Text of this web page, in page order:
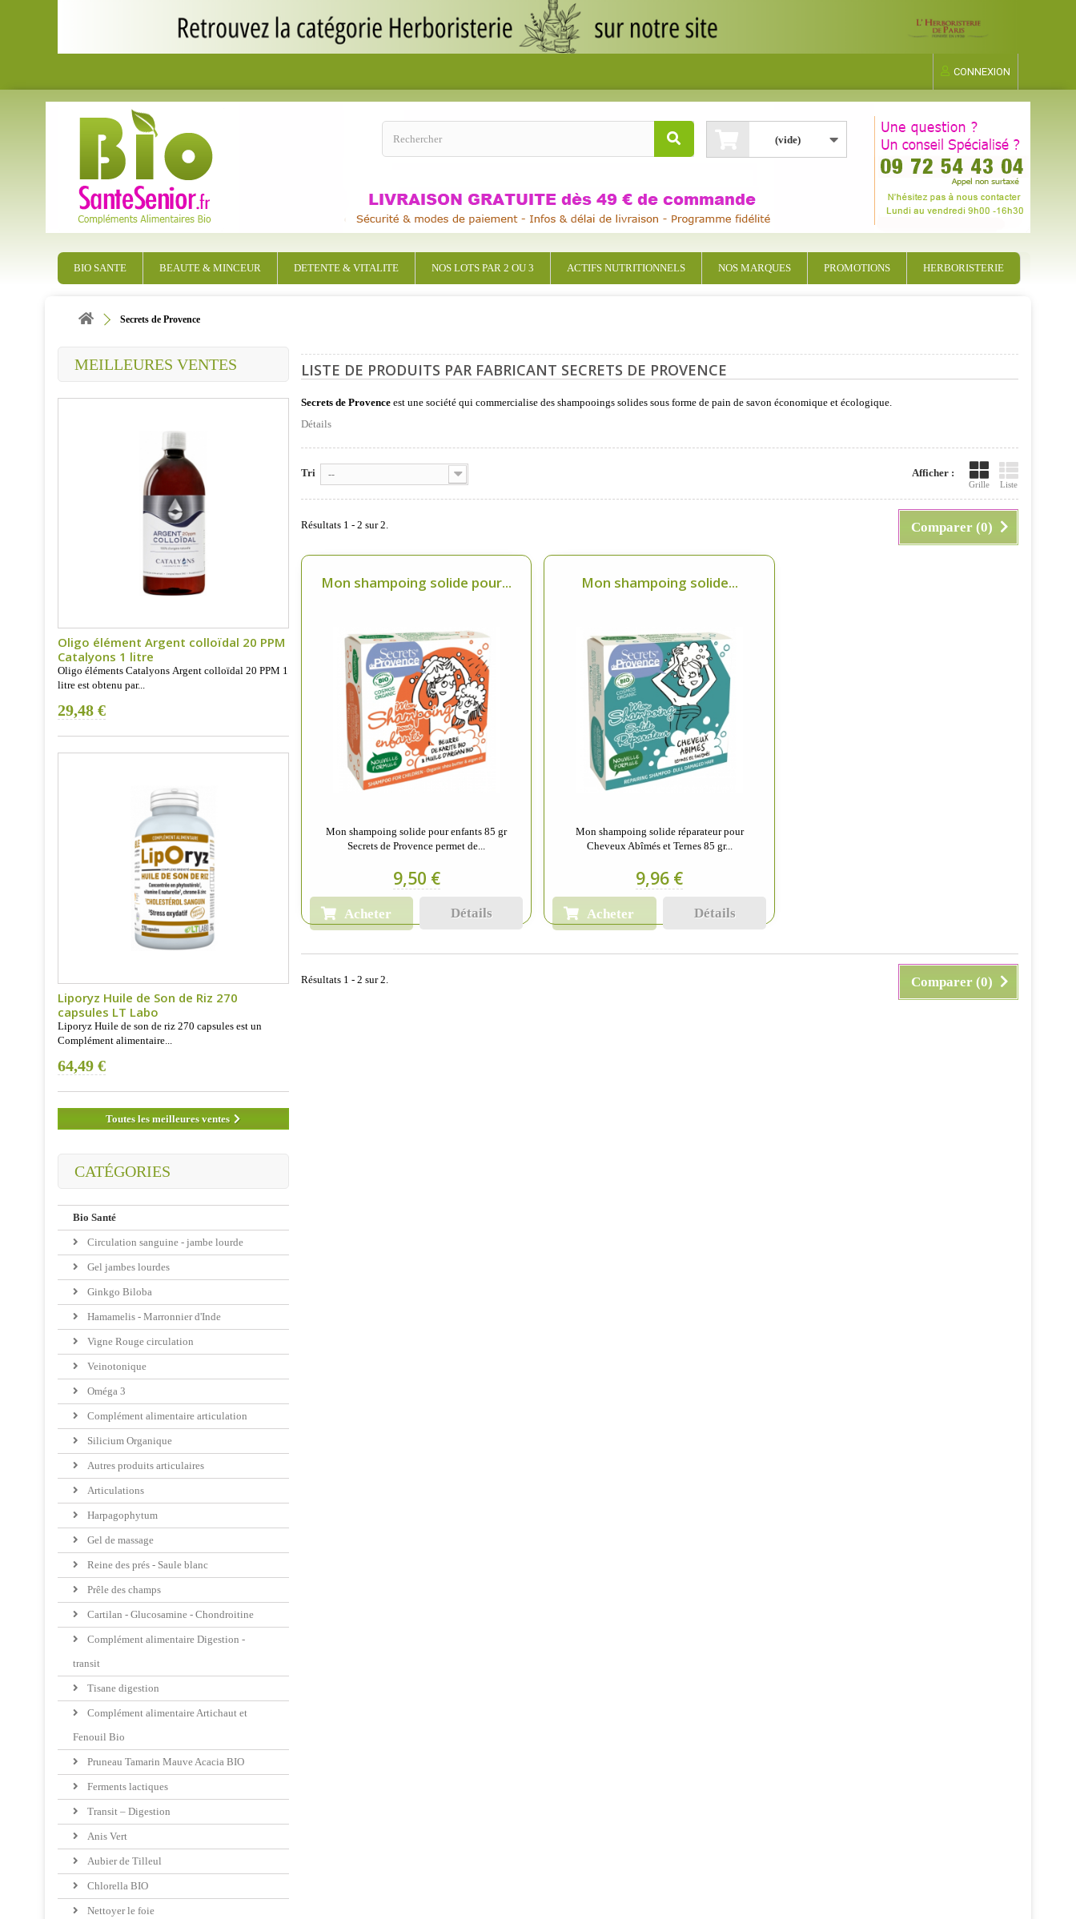
CONNEXION
(vide)
BIO SANTE BEAUTE & MINCEUR DETENTE & VITALITE NOS LOTS PAR 2 OU 3 ACTIFS NUTRITIONNELS NOS MARQUES PROMOTIONS HERBORISTERIE
Secrets de Provence
MEILLEURES VENTES
Oligo élément Argent colloïdal 20 PPM
Catalyons 1 litre
Oligo éléments Catalyons Argent colloïdal 20 PPM 1
litre est obtenu par...
29,48 €
Liporyz Huile de Son de Riz 270
capsules LT Labo
Liporyz Huile de son de riz 270 capsules est un
Complément alimentaire...
64,49 €
Toutes les meilleures ventes
CATÉGORIES
Bio Santé
Circulation sanguine - jambe lourde
Gel jambes lourdes
Ginkgo Biloba
Hamamelis - Marronnier d'Inde
Vigne Rouge circulation
Veinotonique
Oméga 3
Complément alimentaire articulation
Silicium Organique
Autres produits articulaires
Articulations
Harpagophytum
Gel de massage
Reine des prés - Saule blanc
Prêle des champs
Cartilan - Glucosamine - Chondroitine
Complément alimentaire Digestion -
transit
Tisane digestion
Complément alimentaire Artichaut et
Fenouil Bio
Pruneau Tamarin Mauve Acacia BIO
Ferments lactiques
Transit – Digestion
Anis Vert
Aubier de Tilleul
Chlorella BIO
Nettoyer le foie
LISTE DE PRODUITS PAR FABRICANT SECRETS DE PROVENCE
Secrets de Provenceest une société qui commercialise des shampooings solides sous forme de pain de savon économique et écologique.
Détails
Afficher :
Grille Liste
Tri --
Comparer (0)
Résultats 1 - 2 sur 2.
Mon shampoing solide pour...
Mon shampoing solide pour enfants 85 gr
Secrets de Provence permet de...
9,50 €
Acheter Détails
Mon shampoing solide...
Mon shampoing solide réparateur pour
Cheveux Abîmés et Ternes 85 gr...
9,96 €
Acheter Détails
Comparer (0)
Résultats 1 - 2 sur 2.